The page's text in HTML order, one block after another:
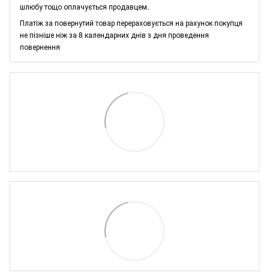
шлюбу тощо оплачується продавцем.
Платіж за повернутий товар перераховується на рахунок покупця
не пізніше ніж за 8 календарних днів з дня проведення
повернення